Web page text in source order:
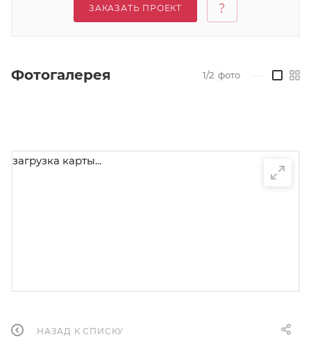
ЗАКАЗАТЬ ПРОЕКТ
Фотогалерея 1/2 фото
загрузка карты...
НАЗАД К СПИСКУ